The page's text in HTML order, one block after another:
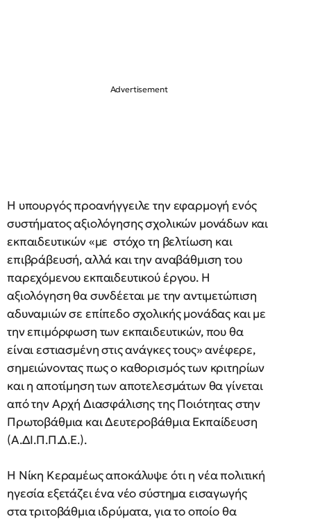
Η υπουργός προανήγγειλε την εφαρμογή ενός
συστήματος αξιολόγησης σχολικών μονάδων και
εκπαιδευτικών «με στόχο τη βελτίωση και
επιβράβευσή, αλλά και την αναβάθμιση του
παρεχόμενου εκπαιδευτικού έργου. Η
αξιολόγηση θα συνδέεται με την αντιμετώπιση
αδυναμιών σε επίπεδο σχολικής μονάδας και με
την επιμόρφωση των εκπαιδευτικών, που θα
είναι εστιασμένη στις ανάγκες τους» ανέφερε,
σημειώνοντας πως ο καθορισμός των κριτηρίων
και η αποτίμηση των αποτελεσμάτων θα γίνεται
από την Αρχή Διασφάλισης της Ποιότητας στην
Πρωτοβάθμια και Δευτεροβάθμια Εκπαίδευση
(Α.ΔΙ.Π.Π.Δ.Ε.).
Η Νίκη Κεραμέως αποκάλυψε ότι η νέα πολιτική
ηγεσία εξετάζει ένα νέο σύστημα εισαγωγής
στα τριτοβάθμια ιδρύματα, για το οποίο θα